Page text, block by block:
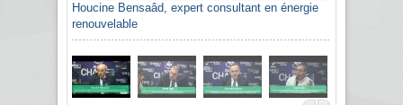
Houcine Bensaâd, expert consultant en énergie
renouvelable